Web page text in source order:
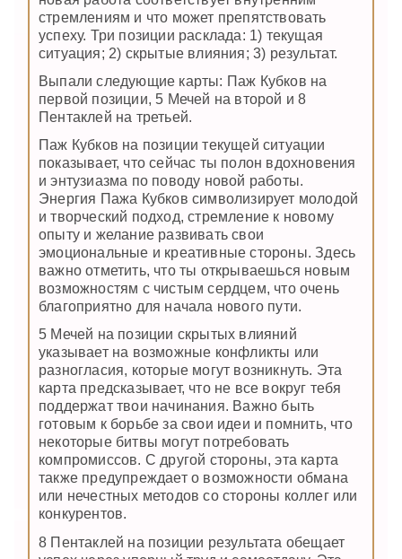
стремлениям и что может препятствовать
успеху. Три позиции расклада: 1) текущая
ситуация; 2) скрытые влияния; 3) результат.
Выпали следующие карты: Паж Кубков на
первой позиции, 5 Мечей на второй и 8
Пентаклей на третьей.
Паж Кубков на позиции текущей ситуации
показывает, что сейчас ты полон вдохновения
и энтузиазма по поводу новой работы.
Энергия Пажа Кубков символизирует молодой
и творческий подход, стремление к новому
опыту и желание развивать свои
эмоциональные и креативные стороны. Здесь
важно отметить, что ты открываешься новым
возможностям с чистым сердцем, что очень
благоприятно для начала нового пути.
5 Мечей на позиции скрытых влияний
указывает на возможные конфликты или
разногласия, которые могут возникнуть. Эта
карта предсказывает, что не все вокруг тебя
поддержат твои начинания. Важно быть
готовым к борьбе за свои идеи и помнить, что
некоторые битвы могут потребовать
компромиссов. С другой стороны, эта карта
также предупреждает о возможности обмана
или нечестных методов со стороны коллег или
конкурентов.
8 Пентаклей на позиции результата обещает